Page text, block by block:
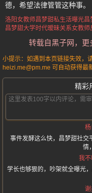
德，希望法律管管这种事。
洛阳女教师昌梦甜私生活曝光昌
昌梦甜大学时代暧昧关系女教师
转载自黑子网，
小提示：如遇到本页链接失效，
heizi.me@pm.me 可自动获得最
精彩
杨
事件发酵这么快，昌梦甜社交
情
我不
学长也够狠的，吵架就全曝光